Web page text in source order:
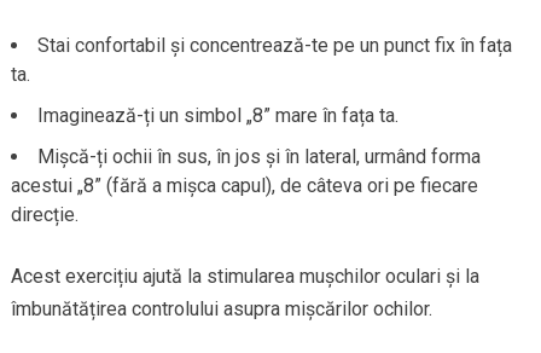
Stai confortabil și concentrează-te pe un punct fix în fața
ta.
Imaginează-ți un simbol „8” mare în fața ta.
Mișcă-ți ochii în sus, în jos și în lateral, urmând forma
acestui „8” (fără a mișca capul), de câteva ori pe fiecare
direcție.
Acest exercițiu ajută la stimularea mușchilor oculari și la
îmbunătățirea controlului asupra mișcărilor ochilor.